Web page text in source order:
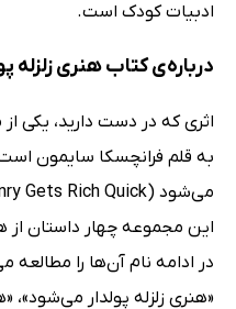
ادبیات کودک است.
درباره‌ی کتاب هنری زلزله
اثری که در دست دارید، یکی
به قلم فرانچسکا سایمون است
این مجموعه چهار داستان از
در ادامه نام آن‌ها را مطالعه
«هنری زلزله پولدار